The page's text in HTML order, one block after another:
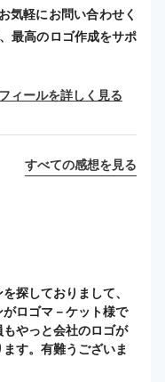
気軽にお問い合わせく
最高のロゴ作成をサポ
ィールを詳しく見る
すべての感想を見る
探しておりまして、
ロゴマ－ケット様で
やっと会社のロゴが
す。有難うございま